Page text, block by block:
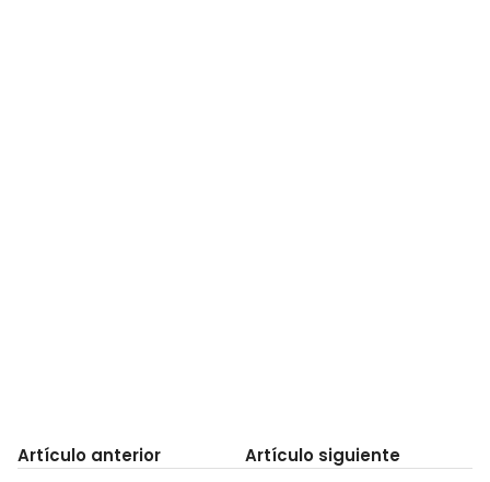
Artículo anterior Artículo siguiente